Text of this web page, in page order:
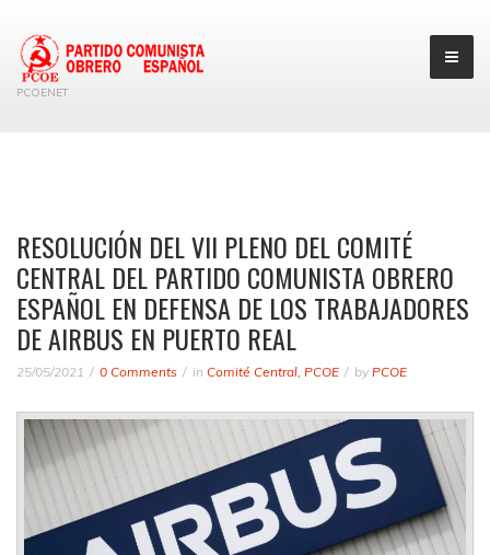
PCOENET
RESOLUCIÓN DEL VII PLENO DEL COMITÉ
CENTRAL DEL PARTIDO COMUNISTA OBRERO
ESPAÑOL EN DEFENSA DE LOS TRABAJADORES
DE AIRBUS EN PUERTO REAL
25/05/2021 0 Comments in Comité Central PCOE by PCOE